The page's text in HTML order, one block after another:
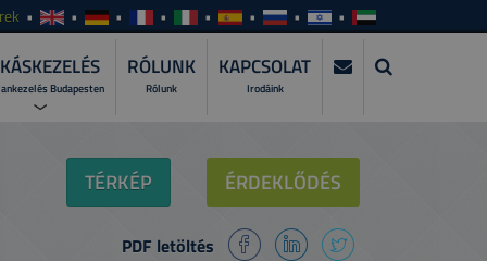
Budapesten
szakemberre a lakáskiadás teljes
RÓLUNK
Rólunk
KAPCSOLAT
Irodáink
TÉRKÉP ÉRDEKLŐDÉS
PDF letöltés